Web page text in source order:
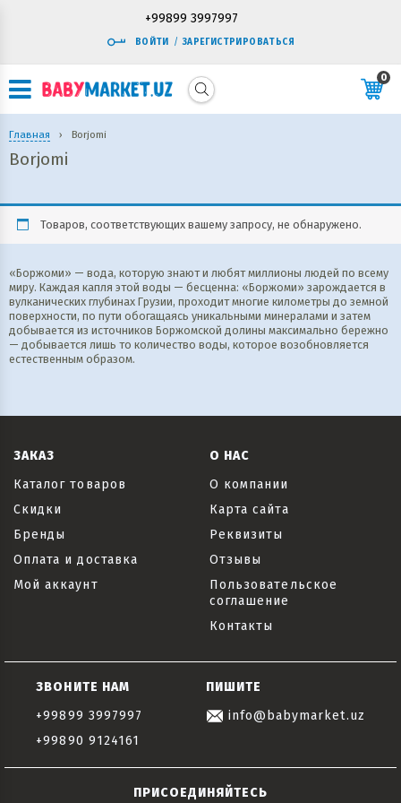
+99899 3997997
ВОЙТИ / ЗАРЕГИСТРИРОВАТЬСЯ
0
Главная › Borjomi
Borjomi
Товаров, соответствующих вашему запросу, не обнаружено.
«Боржоми» — вода, которую знают и любят миллионы людей по всему
миру. Каждая капля этой воды — бесценна: «Боржоми» зарождается в
вулканических глубинах Грузии, проходит многие километры до земной
поверхности, по пути обогащаясь уникальными минералами и затем
добывается из источников Боржомской долины максимально бережно
— добывается лишь то количество воды, которое возобновляется
естественным образом.
ЗАКАЗ
Каталог товаров
Скидки
Бренды
Оплата и доставка
Мой аккаунт
О НАС
О компании
Карта сайта
Реквизиты
Отзывы
Пользовательское
соглашение
Контакты
ЗВОНИТЕ НАМ
+99899 3997997
+99890 9124161
ПИШИТЕ
info@babymarket.uz
ПРИСОЕДИНЯЙТЕСЬ